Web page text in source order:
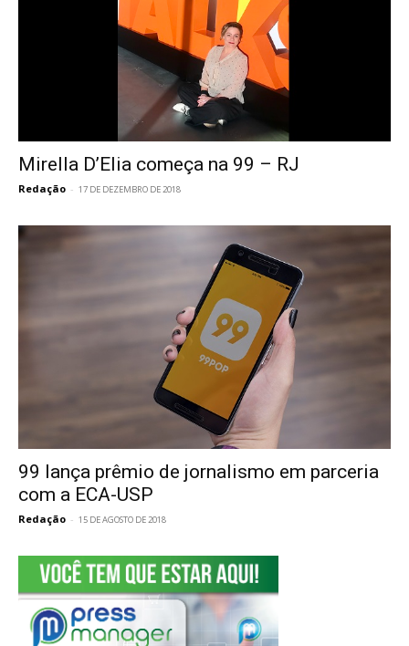
Mirella D’Elia começa na 99 – RJ
Redação - 17 DE DEZEMBRO DE 2018
99 lança prêmio de jornalismo em parceria
com a ECA-USP
Redação - 15 DE AGOSTO DE 2018